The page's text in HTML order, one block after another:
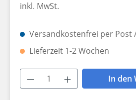
inkl. MwSt.
Versandkostenfrei per Post
Lieferzeit 1-2 Wochen
Produkt Anzahl: Gib
In den